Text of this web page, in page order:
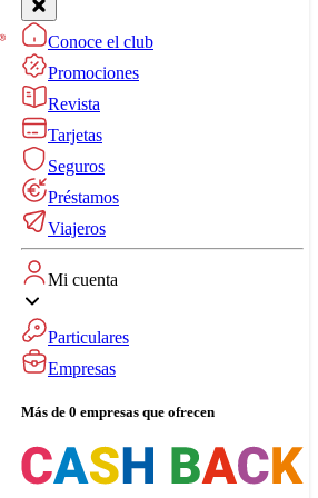
Conoce el club
Promociones
Revista
Tarjetas
Seguros
Préstamos
Viajeros
Mi cuenta
Particulares
Empresas
Más de 0 empresas que ofrecen